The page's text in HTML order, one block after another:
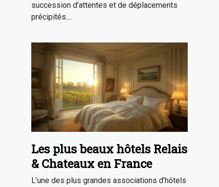
succession d'attentes et de déplacements
précipités....
Les plus beaux hôtels Relais
& Chateaux en France
L’une des plus grandes associations d’hôtels